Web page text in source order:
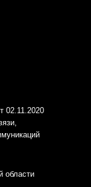
02.11.2020
области